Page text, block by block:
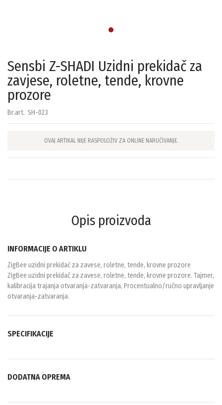
Sensbi Z-SHADI Uzidni prekidač za
zavjese, roletne, tende, krovne
prozore
Br.art. SH-023
OVAJ ARTIKAL NIJE RASPOLOŽIV ZA ONLINE NARUČIVANJE.
Opis proizvoda
INFORMACIJE O ARTIKLU
ZigBee uzidni prekidač za zavese, roletne, tende, krovne prozore
ZigBee uzidni prekidač za zavese, roletne, tende, krovne prozore. Tajmer,
kalibracija trajanja otvaranja-zatvaranja, Procentualno/ručno upravljanje
otvaranja-zatvaranja.
SPECIFIKACIJE
DODATNA OPREMA